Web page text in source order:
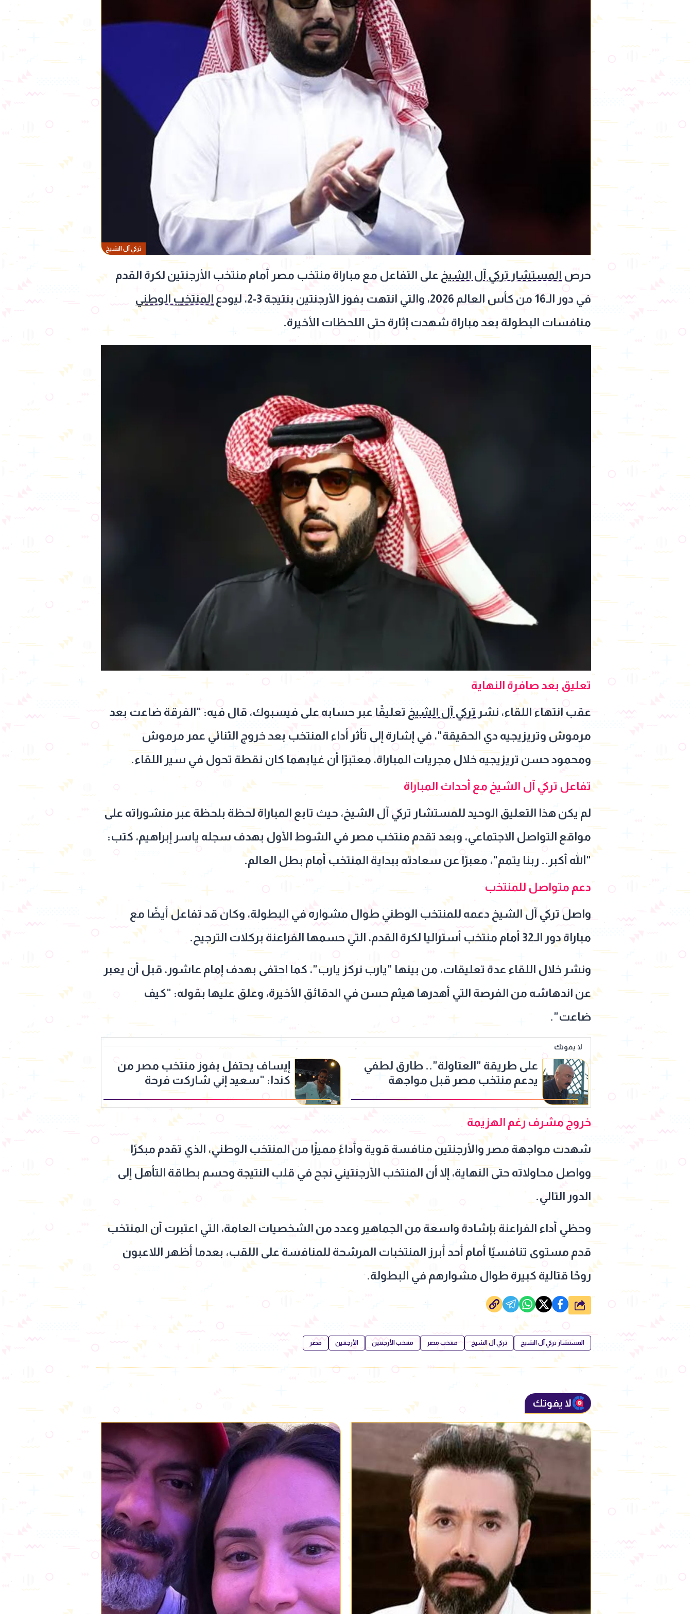
تركي آل الشيخ
حرص المستشار تركي آل الشيخ على التفاعل مع مباراة منتخب مصر أمام منتخب الأرجنتين لكرة القدم
في دور الـ16 من كأس العالم 2026، والتي انتهت بفوز الأرجنتين بنتيجة 3-2، ليودع
المنتخب الوطني
منافسات البطولة بعد مباراة شهدت إثارة حتى اللحظات الأخيرة.
تعليق بعد صافرة النهاية
عقب انتهاء اللقاء، نشر تركي آل الشيخ تعليقًا عبر حسابه على فيسبوك، قال فيه: "الفرقة ضاعت بعد
مرموش وتريزيجيه دي الحقيقة"، في إشارة إلى تأثر أداء المنتخب بعد خروج الثنائي عمر مرموش
ومحمود حسن تريزيجيه خلال مجريات المباراة، معتبرًا أن غيابهما كان نقطة تحول في سير اللقاء.
تفاعل تركي آل الشيخ مع أحداث المباراة
لم يكن هذا التعليق الوحيد للمستشار تركي آل الشيخ، حيث تابع المباراة لحظة بلحظة عبر منشوراته على
مواقع التواصل الاجتماعي، وبعد تقدم منتخب مصر في الشوط الأول بهدف سجله ياسر إبراهيم، كتب:
"الله أكبر.. ربنا يتمم"، معبرًا عن سعادته ببداية المنتخب أمام بطل العالم.
دعم متواصل للمنتخب
واصل تركي آل الشيخ دعمه للمنتخب الوطني طوال مشواره في البطولة، وكان قد تفاعل أيضًا مع
مباراة دور الـ32 أمام منتخب أستراليا لكرة القدم، التي حسمها الفراعنة بركلات الترجيح.
ونشر خلال اللقاء عدة تعليقات، من بينها "يارب نركز يارب"، كما احتفى بهدف إمام عاشور، قبل أن يعبر
عن اندهاشه من الفرصة التي أهدرها هيثم حسن في الدقائق الأخيرة، وعلق عليها بقوله: "كيف
ضاعت".
لا يفوتك
على طريقة "العتاولة".. طارق لطفي
يدعم منتخب مصر قبل مواجهة
الأرجنتين
إيساف يحتفل بفوز منتخب مصر من
كندا: "سعيد إني شاركت فرحة
المصريين والعرب
خروج مشرف رغم الهزيمة
شهدت مواجهة مصر والأرجنتين منافسة قوية وأداءً مميزًا من المنتخب الوطني، الذي تقدم مبكرًا
وواصل محاولاته حتى النهاية، إلا أن المنتخب الأرجنتيني نجح في قلب النتيجة وحسم بطاقة التأهل إلى
الدور التالي.
وحظي أداء الفراعنة بإشادة واسعة من الجماهير وعدد من الشخصيات العامة، التي اعتبرت أن المنتخب
قدم مستوى تنافسيًا أمام أحد أبرز المنتخبات المرشحة للمنافسة على اللقب، بعدما أظهر اللاعبون
روحًا قتالية كبيرة طوال مشوارهم في البطولة.
شارك
المستشار تركي آل الشيخ تركي آل الشيخ منتخب مصر منتخب الأرجنتين الأرجنتين مصر
لا يفوتك